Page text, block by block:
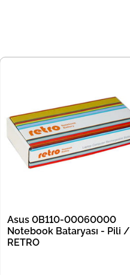
Asus 0B110-00060000
Notebook Bataryası - Pili /
RETRO